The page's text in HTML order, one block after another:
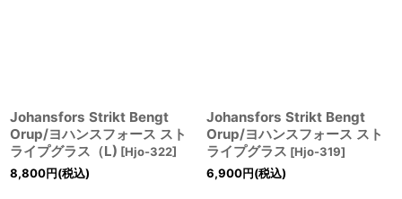
Johansfors Strikt Bengt
Orup/ヨハンスフォース スト
ライプグラス（L) [Hjo-322]
8,800円(税込)
Johansfors Strikt Bengt
Orup/ヨハンスフォース スト
ライプグラス [Hjo-319]
6,900円(税込)